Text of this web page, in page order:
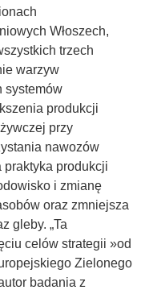
n
i
e
)
k
o
o
z
y
s
i
w
n
i
k
w
r
z
y
s
ę
w
n
Włoszech,
trzech
warzyw
systemów
produkcji
przy
nawozów
praktyka produkcji
i zmianę
oraz zmniejsza
gleby. „Ta
celów strategii »od
Zielonego
badania z